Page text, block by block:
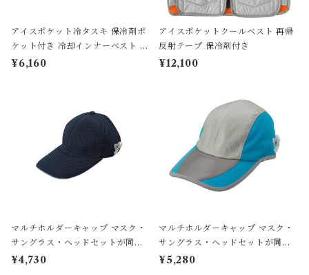
アイスポケット冷タスキ 保冷剤ポ
ケット付き 冷却インナーベスト 脇
背中 空調服インナー 3WAY 男女
¥6,160
アイスポケットクールベスト 再帰
反射テープ 保冷剤付き
¥12,100
マルチホルダーキャップ マスク・
サングラス・ヘッドセットが同時
装着できる 冷却バイザー付き CP
¥4,730
マルチホルダーキャップ マスク・
サングラス・ヘッドセットが同時
装着できる 冷却バイザー付き CP
¥5,280